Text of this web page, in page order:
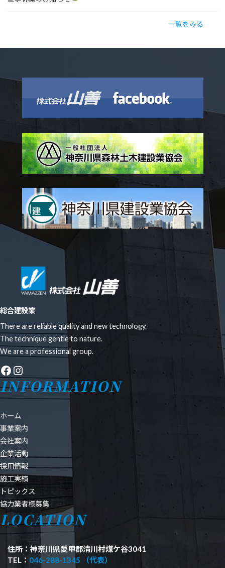
一覧をみる
総合建設業
There are reliable quality and new technology.
The technique gentle to nature.
We are a professional group.
Facebook
Instagram
INFORMATION
ホーム
事業案内
会社案内
企業活動
採用情報
施工実績
トピックス
協力業者様募集
LOCATION
住所：神奈川県愛甲郡清川村煤ケ谷3041
TEL： 046-288-1345 （代表）